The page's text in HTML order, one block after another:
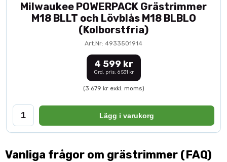
Milwaukee POWERPACK Grästrimmer
M18 BLLT och Lövblås M18 BLBLO
(Kolborstfria)
Art.Nr: 4933501914
4 599 kr
Ord. pris: 6 531 kr
(3 679 kr exkl. moms)
Lägg i varukorg
Vanliga frågor om grästrimmer (FAQ)